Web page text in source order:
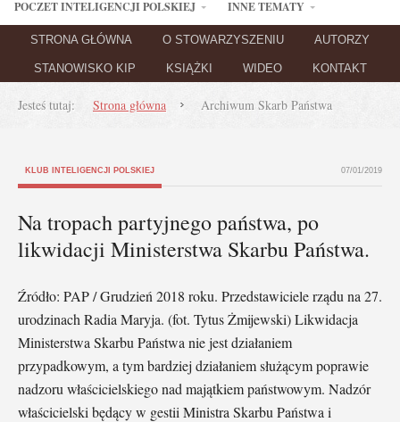
POCZET INTELIGENCJI POLSKIEJ INNE TEMATY
STRONA GŁÓWNA O STOWARZYSZENIU AUTORZY
STANOWISKO KIP KSIĄŻKI WIDEO KONTAKT
Jesteś tutaj: Strona główna Archiwum Skarb Państwa
KLUB INTELIGENCJI POLSKIEJ 07/01/2019
Na tropach partyjnego państwa, po
likwidacji Ministerstwa Skarbu Państwa.
Źródło: PAP / Grudzień 2018 roku. Przedstawiciele rządu na 27.
urodzinach Radia Maryja. (fot. Tytus Żmijewski) Likwidacja
Ministerstwa Skarbu Państwa nie jest działaniem
przypadkowym, a tym bardziej działaniem służącym poprawie
nadzoru właścicielskiego nad majątkiem państwowym. Nadzór
właścicielski będący w gestii Ministra Skarbu Państwa i